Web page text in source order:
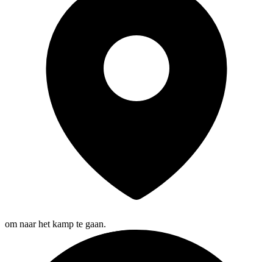
om naar het kamp te gaan.